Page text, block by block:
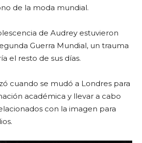
de la moda mundial.
de Audrey estuvieron
Guerra Mundial, un trauma
el resto de sus días.
cuando se mudó a Londres para
académica y llevar a cabo
con la imagen para